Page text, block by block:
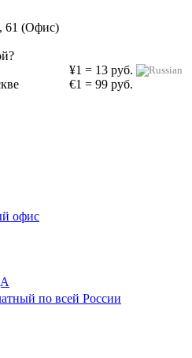
61 (Офис)
¥1 = 13 руб.
€1 = 99 руб.
офис
по всей России